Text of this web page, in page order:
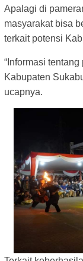
Apalagi di
masyarakat bisa
terkait potensi
“Informasi
Kabupaten
ucapnya.